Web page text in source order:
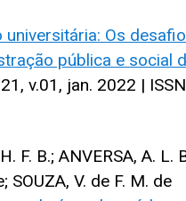
universitária: Os
pública e social
v.01, jan. 2022 |
F. B.; ANVERSA, A. L.
SOUZA, V. de F. M. de